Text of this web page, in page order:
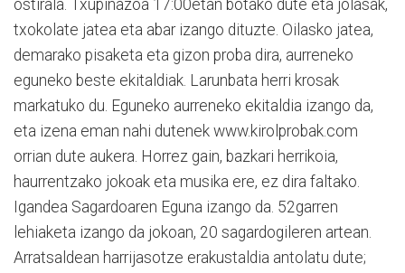
ostirala. Txupinazoa 17:00etan botako dute eta jolasak,
txokolate jatea eta abar izango dituzte. Oilasko jatea,
demarako pisaketa eta gizon proba dira, aurreneko
eguneko bes­te ekitaldiak. Larunbata herri krosak
markatuko du. Egu­ne­ko aurreneko ekitaldia izango da,
eta izena eman nahi dutenek www.kirolprobak.com
orrian du­te aukera. Horrez gain, bazkari herrikoia,
haurrentzako jokoak eta musika ere, ez dira faltako.
Igandea Sagar­doaren Eguna izango da. 52ga­rren
lehiaketa izango da jokoan, 20 sagardogileren a­r­tean.
Arratsaldean harrijaso­tze erakustaldia antolatu du­te;